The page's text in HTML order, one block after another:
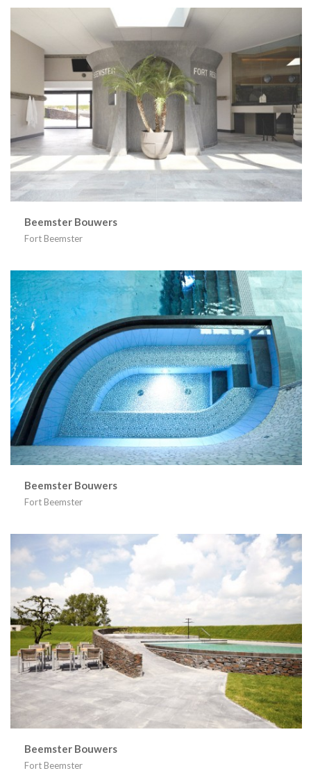
Beemster Bouwers
Fort Beemster
Beemster Bouwers
Fort Beemster
Beemster Bouwers
Fort Beemster